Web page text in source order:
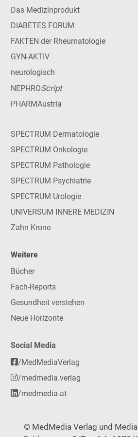
Das Medizinprodukt
DIABETES FORUM
FAKTEN der Rheumatologie
GYN-AKTIV
neurologisch
NEPHROScript
PHARMAustria
SPECTRUM Dermatologie
SPECTRUM Onkologie
SPECTRUM Pathologie
SPECTRUM Psychiatrie
SPECTRUM Urologie
UNIVERSUM INNERE MEDIZIN
Zahn Krone
Weitere
Bücher
Fach-Reports
Gesundheit verstehen
Neue Horizonte
Social Media
/MedMediaVerlag
/medmedia.verlag
/medmedia-at
© MedMedia Verlag und